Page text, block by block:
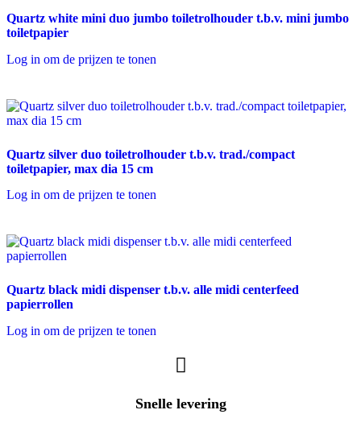
Quartz white mini duo jumbo toiletrolhouder t.b.v. mini jumbo
toiletpapier
Log in om de prijzen te tonen
Quartz silver duo toiletrolhouder t.b.v. trad./compact
toiletpapier, max dia 15 cm
Log in om de prijzen te tonen
Quartz black midi dispenser t.b.v. alle midi centerfeed
papierrollen
Log in om de prijzen te tonen
Snelle levering